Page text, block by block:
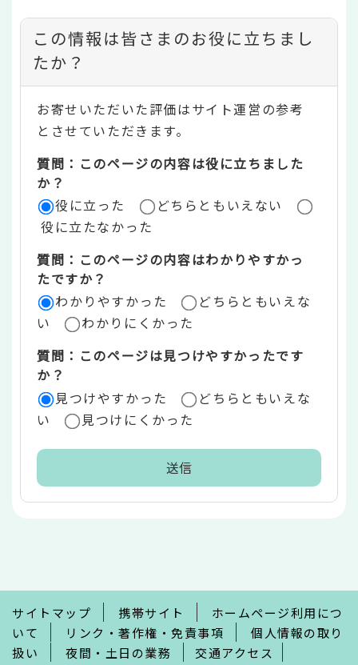
コ
ン
テ
ン
ツ
評
価
リ
ア
この情報は皆さまのお役に立ちまし
たか？
お寄せいただいた評価はサイト運営の参考
とさせていただきます。
質問：このページの内容は役に立ちました
か？
役に立った
どちらともいえない
役に立たなかった
質問：このページの内容はわかりやすかっ
たですか？
わかりやすかった
どちらともいえな
い
わかりにくかった
質問：このページは見つけやすかったです
か？
見つけやすかった
どちらともいえな
い
見つけにくかった
で
サイトマップ 携帯サイト
ホームページ利用につ
いて
リンク・著作権・免責事項
個人情報の取り
扱い
夜間・土日の業務 交通アクセス